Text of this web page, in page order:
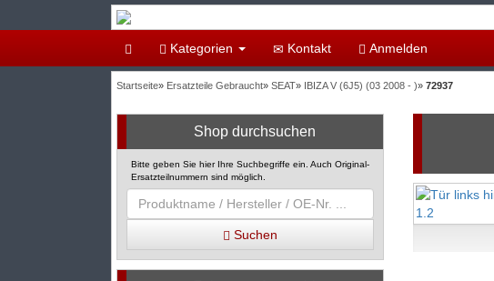
Kategorien Kontakt Anmelden
Startseite» Ersatzteile Gebraucht» SEAT» IBIZA V (6J5) (03 2008 - )» 72937
Shop durchsuchen
Bitte geben Sie hier Ihre Suchbegriffe ein. Auch Original-
Ersatzteilnummern sind möglich.
Suchen